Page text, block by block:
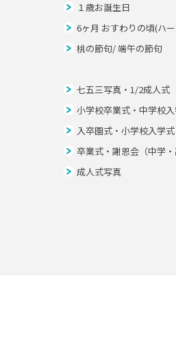
１歳お誕生日
6ヶ月 おすわりの頃(ハ
桃の節句/ 端午の節句
七五三写真・1/2成人式
小学校卒業式・中学校
入卒園式・小学校入学式
卒業式・謝恩会（中学・
成人式写真